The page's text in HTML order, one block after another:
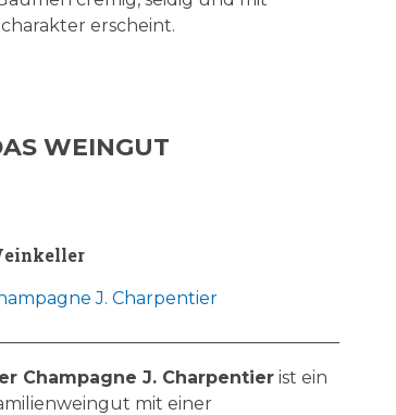
erscheint.
WEINGUT
J. Charpentier
Champagne J. Charpentierist ein
mit einer